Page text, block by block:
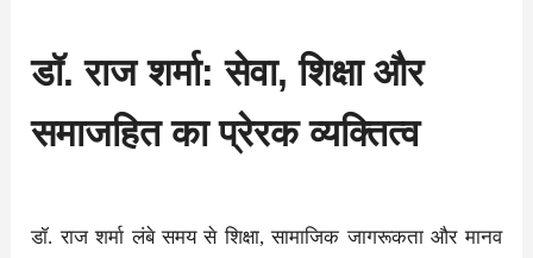
डॉ. राज शर्मा: सेवा, शिक्षा और
समाजहित का प्रेरक व्यक्तित्व
डॉ. राज शर्मा लंबे समय से शिक्षा, सामाजिक जागरूकता और मानव